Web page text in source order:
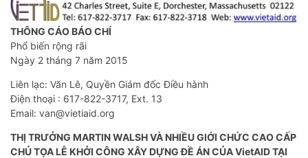
THÔNG CÁO BÁO CHÍ
Phổ biến rộng rãi
Ngày 2 tháng 7 năm 2015
Liên lạc: Văn Lê, Quyền Giám đốc Điều hành
Điện thoại : 617-822-3717, Ext. 13
Email: van@vietiaid.org
THỊ TRƯỞNG MARTIN WALSH VÀ NHIỀU GIỚI CHỨC CAO CẤP
CHỦ TỌA LỄ KHỞI CÔNG XÂY DỰNG ĐỀ ÁN CỦA VietAID TẠI